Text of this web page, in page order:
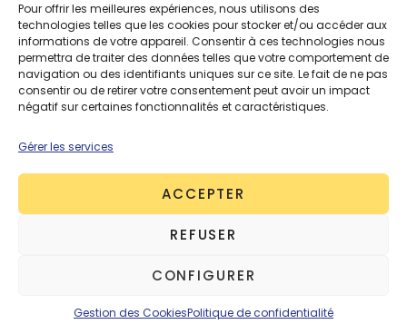
Pour offrir les meilleures expériences, nous utilisons des
technologies telles que les cookies pour stocker et/ou accéder aux
informations de votre appareil. Consentir à ces technologies nous
permettra de traiter des données telles que votre comportement de
navigation ou des identifiants uniques sur ce site. Le fait de ne pas
consentir ou de retirer votre consentement peut avoir un impact
négatif sur certaines fonctionnalités et caractéristiques.
Gérer les services
ACCEPTER
REFUSER
CONFIGURER
Gestion des CookiesPolitique de confidentialité
PREMIUM